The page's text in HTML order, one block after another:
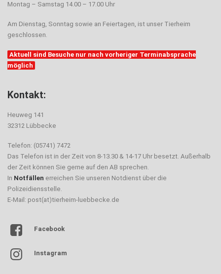
Montag – Samstag 14.00 – 17.00 Uhr
Am Dienstag, Sonntag sowie an Feiertagen, ist unser Tierheim
geschlossen.
Aktuell sind Besuche nur nach vorheriger Terminabsprache
möglich
Kontakt:
Heuweg 141
32312 Lübbecke
Telefon: (05741) 7472
Das Telefon ist in der Zeit von 8-13.30 & 14-17 Uhr besetzt. Außerhalb
der Zeit können Sie gerne auf den AB sprechen.
In Notfällen erreichen Sie unseren Notdienst über die
Polizeidiensstelle.
E-Mail: post(at)tierheim-luebbecke.de
Facebook
Instagram